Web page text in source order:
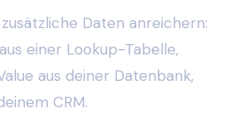
Daten anreichern:
einer Lookup-Tabelle,
aus deiner Datenbank,
CRM.